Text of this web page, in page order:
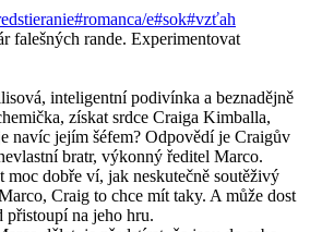
#romanca/e#sok#vzťah
falešných rande. Experimentovat
inteligentní podivínka a beznadějně
získat srdce Craiga Kimballa,
navíc jejím šéfem? Odpovědí je Craigův
bratr, výkonný ředitel Marco.
moc dobře ví, jak neskutečně soutěživý
Craig to chce mít taky. A může dost
na jeho hru.